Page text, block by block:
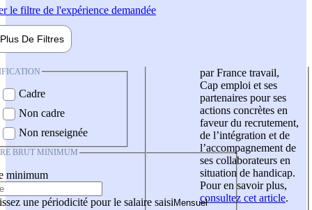
le filtre de l'expérience demandée
Plus De Filtres
Cadre
Non cadre
Non renseignée
BRUT MINIMUM
minimum
une périodicité pour le salaire saisi
par France travail,
Cap emploi et ses
partenaires pour ses
actions concrètes en
faveur du recrutement,
de l’intégration et de
l’accompagnement de
ses collaborateurs en
situation de handicap.
Pour en savoir plus,
consultez cet article.